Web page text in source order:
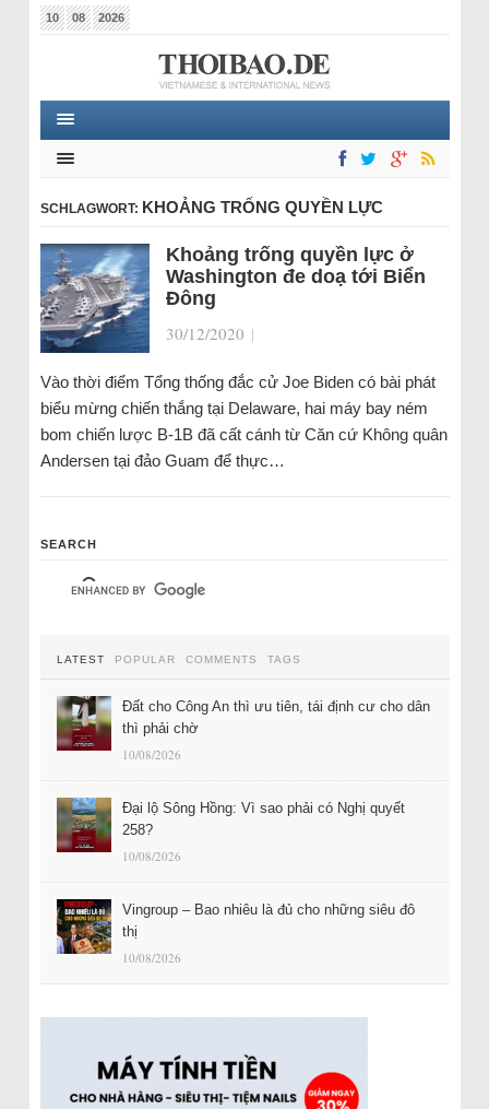
10 08 2026
SCHLAGWORT: KHOẢNG TRỐNG QUYỀN LỰC
Khoảng trống quyền lực ở
Washington đe doạ tới Biển
Đông
30/12/2020 |
Vào thời điểm Tổng thống đắc cử Joe Biden có bài phát
biểu mừng chiến thắng tại Delaware, hai máy bay ném
bom chiến lược B-1B đã cất cánh từ Căn cứ Không quân
Andersen tại đảo Guam để thực…
SEARCH
LATEST POPULAR COMMENTS TAGS
Đất cho Công An thì ưu tiên, tái định cư cho dân
thì phải chờ
10/08/2026
Đại lộ Sông Hồng: Vì sao phải có Nghị quyết
258?
10/08/2026
Vingroup – Bao nhiêu là đủ cho những siêu đô
thị
10/08/2026